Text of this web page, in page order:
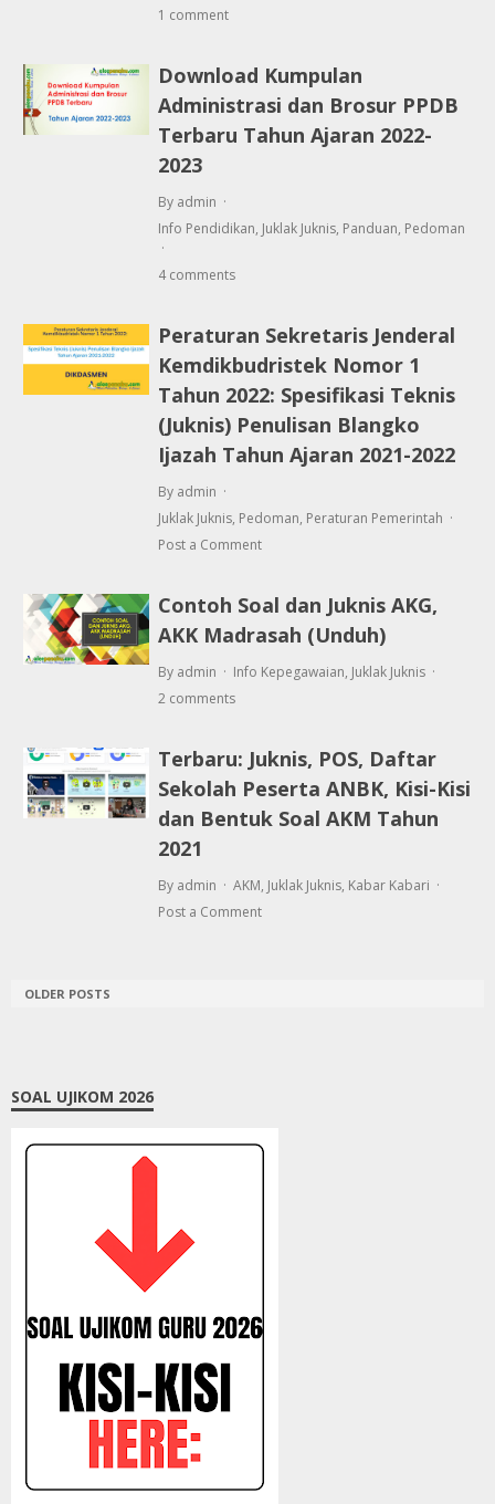
1 comment
Download Kumpulan
Administrasi dan Brosur PPDB
Terbaru Tahun Ajaran 2022-
2023
By admin
Info Pendidikan, Juklak Juknis, Panduan, Pedoman
4 comments
Peraturan Sekretaris Jenderal
Kemdikbudristek Nomor 1
Tahun 2022: Spesifikasi Teknis
(Juknis) Penulisan Blangko
Ijazah Tahun Ajaran 2021-2022
By admin
Juklak Juknis, Pedoman, Peraturan Pemerintah
Post a Comment
Contoh Soal dan Juknis AKG,
AKK Madrasah (Unduh)
By admin Info Kepegawaian, Juklak Juknis
2 comments
Terbaru: Juknis, POS, Daftar
Sekolah Peserta ANBK, Kisi-Kisi
dan Bentuk Soal AKM Tahun
2021
By admin AKM, Juklak Juknis, Kabar Kabari
Post a Comment
OLDER POSTS
SOAL UJIKOM 2026